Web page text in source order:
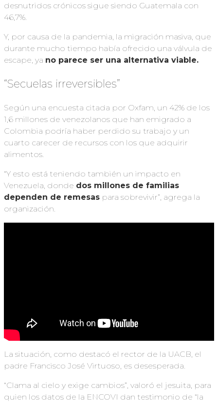
desnutridos crónicos sigue siendo Guatemala con
46,7%.
Y, por causa de la pandemia, la migración masiva, que
durante mucho tiempo había ofrecido una válvula de
escape, ya no parece ser una alternativa viable.
“Secuelas irreversibles”
Según una encuesta citada por Oxfam, un 42% de los
1,6 millones de venezolanos que han emigrado a
Colombia podría haber perdido su trabajo y un
cuarto carecer de recursos con los que adquirir
alimentos.
“Y esto está teniendo también un impacto en
Venezuela, donde dos millones de familias
dependen de remesas para sobrevivir”, agrega la
organización.
La situación, como destacó el rector de la UACB, el
padre Francisco José Virtuoso, es desesperada.
“Clama al cielo y exige cambios”, valoró el jesuita, para
quien los datos de la ENCOVI dan testimonio de “la